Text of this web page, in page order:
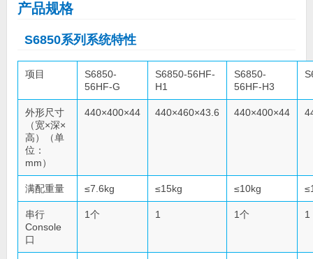
产品规格
S6850系列系统特性
项目
S6850-
56HF-G
S6850-56HF-
H1
S6850-
56HF-H3
外形尺寸
（宽×深×
高）（单
位：
mm）
440×400×44 440×460×43.6 440×400×44
满配重量 ≤7.6kg ≤15kg ≤10kg
串行
Console
口
1个 1 1个 1